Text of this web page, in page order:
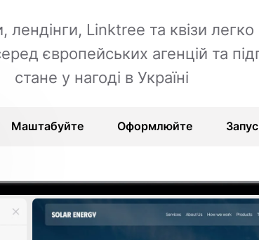
Linktree та квізи
європейських агенцій та
стане у нагоді в Україні
Маштабуйте Оформлюйте